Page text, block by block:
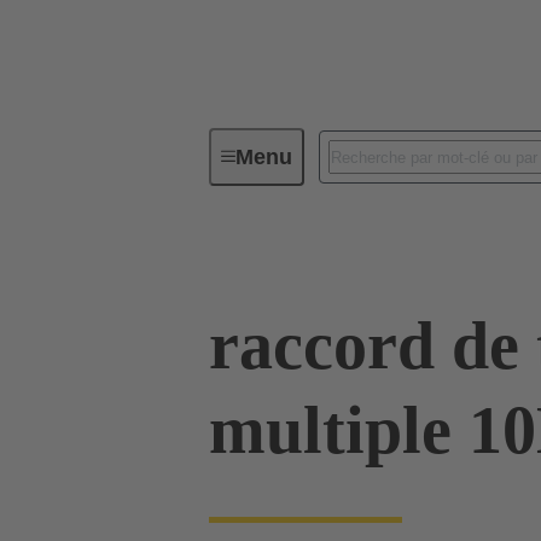
MenuConnecteurs industriels / Han®
raccord de
multiple